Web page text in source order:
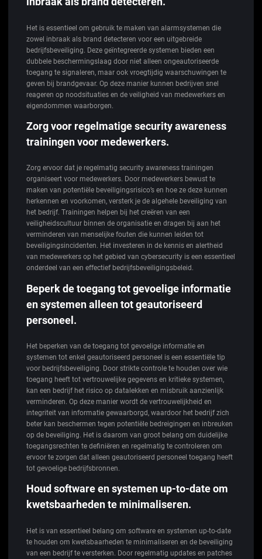
Het is essentieel om gebruik te maken van alarmsystemen die
zowel inbraak als brand detecteren voor een uitgebreide
bedrijfsbeveiliging. Deze geïntegreerde systemen bieden een
dubbele beschermingslaag door niet alleen ongeautoriseerde
toegang te signaleren, maar ook vroegtijdig waarschuwingen te
geven bij brandgevaar. Op deze manier kunnen bedrijven snel
reageren op noodsituaties en de veiligheid van medewerkers en
eigendommen waarborgen.
Zorg voor regelmatige security awareness
trainingen voor medewerkers.
Zorg ervoor dat je regelmatig security awareness trainingen
organiseert voor medewerkers. Door medewerkers bewust te
maken van potentiële beveiligingsrisico’s en hoe ze deze kunnen
herkennen en voorkomen, versterk je de algehele beveiliging van
het bedrijf. Trainingen helpen bij het creëren van een
veiligheidscultuur binnen de organisatie en dragen bij aan het
verminderen van menselijke fouten die kunnen leiden tot
beveiligingsincidenten. Het investeren in de kennis en alertheid
van medewerkers op het gebied van cybersecurity is een essentieel
onderdeel van een effectief bedrijfsbeveiligingsbeleid.
Beperk de toegang tot gevoelige informatie
en systemen alleen tot geautoriseerd
personeel.
Het beperken van de toegang tot gevoelige informatie en
systemen tot enkel geautoriseerd personeel is een essentiële tip
voor bedrijfsbeveiliging. Door strikte controle te houden over wie
toegang heeft tot vertrouwelijke gegevens en kritieke systemen,
kan een bedrijf het risico op datalekken en misbruik aanzienlijk
verminderen. Op deze manier wordt de vertrouwelijkheid en
integriteit van informatie gewaarborgd, waardoor het bedrijf zich
beter kan beschermen tegen potentiële bedreigingen en inbreuken
op de beveiliging. Het is daarom van groot belang om duidelijke
toegangsrechten te definiëren en regelmatig te controleren om
ervoor te zorgen dat alleen geautoriseerd personeel toegang heeft
tot gevoelige bedrijfsbronnen.
Houd software en systemen up-to-date om
kwetsbaarheden te minimaliseren.
Het is van essentieel belang om software en systemen up-to-date
te houden om kwetsbaarheden te minimaliseren en de beveiliging
van een bedrijf te versterken. Door regelmatig updates en patches